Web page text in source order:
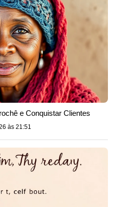
e Conquistar Clientes
às 21:51